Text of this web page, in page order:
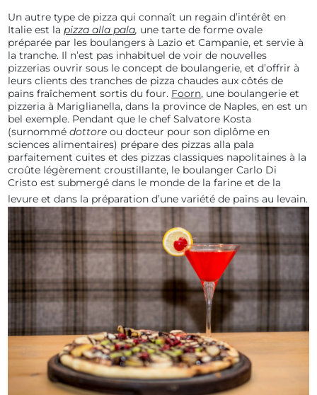
Un autre type de pizza qui connaît un regain d’intérêt en
Italie est lapizza alla pala, une tarte de forme ovale
préparée par les boulangers à Lazio et Campanie, et servie à
la tranche. Il n’est pas inhabituel de voir de nouvelles
pizzerias ouvrir sous le concept de boulangerie, et d’offrir à
leurs clients des tranches de pizza chaudes aux côtés de
pains fraîchement sortis du four. Foorn, une boulangerie et
pizzeria à Mariglianella, dans la province de Naples, en est un
bel exemple. Pendant que le chef Salvatore Kosta
(surnommé dottoreou docteur pour son diplôme en
sciences alimentaires) prépare des pizzas alla pala
parfaitement cuites et des pizzas classiques napolitaines à la
croûte légèrement croustillante, le boulanger Carlo Di
Cristo est submergé dans le monde de la farine et de la
levure et dans la préparation d’une variété de pains au levain.